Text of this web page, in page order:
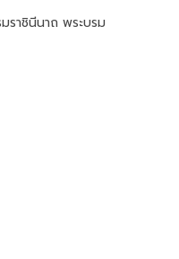
ราชินีนาถ พระบรม